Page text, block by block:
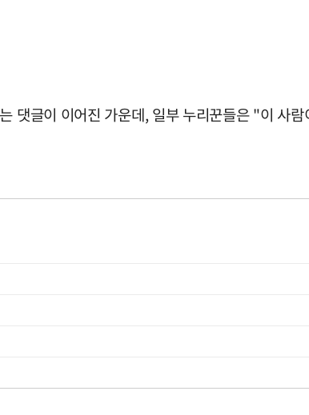
댓글이 이어진 가운데, 일부 누리꾼들은 "이 사